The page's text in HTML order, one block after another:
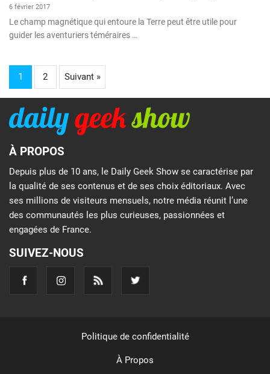
6 février 2017
Le champ magnétique qui entoure la Terre peut être utile pour
guider les aventuriers téméraires …
1 2 Suivant »
À PROPOS
Depuis plus de 10 ans, le Daily Geek Show se caractérise par
la qualité de ses contenus et de ses choix éditoriaux. Avec
ses millions de visiteurs mensuels, notre média réunit l’une
des communautés les plus curieuses, passionnées et
engagées de France.
SUIVEZ-NOUS
Politique de confidentialité
À Propos